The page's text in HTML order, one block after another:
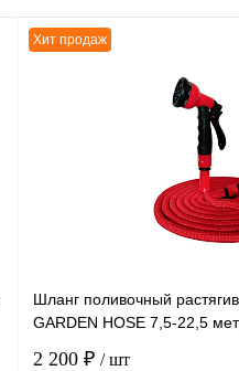
Хит продаж
Шланг поливочный
GARDEN HOSE 7,5-22,5
2 200 ₽ / шт